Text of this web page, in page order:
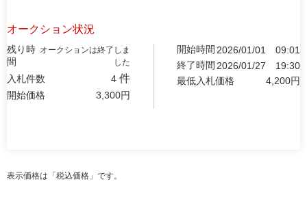
オークション状況
残り時
間
オークションは終了しま
した
入札件数 4 件
開始価格 3,300円
開始時間 2026/01/01
09:01
終了時間 2026/01/27
19:30
最低入札価格
4,200円
表示価格は「税込価格」です。